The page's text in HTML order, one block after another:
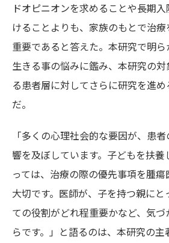
ドオピニオンを求めることや長期
けることよりも、家族のもとで治
重要であると答えた。本研究で明
生きる事の悩みに鑑み、本研究の
る患者層に対してさらに研究を進
だ。
「多くの心理社会的な要因が、患
響を及ぼしています。子どもを扶養
っては、治療の際の優先事項を腫
大切です。医師が、子を持つ親にと
ての役割がどれ程重要かなど、気
らです。」と語るのは、本研究の